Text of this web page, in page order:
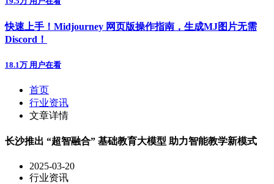
快速上手！Midjourney 网页版操作指南，生成MJ图片无需
Discord！
18.1万 用户在看
首页
行业资讯
文章详情
长沙推出 “超智融合” 基础教育大模型 助力智能教学新模式
2025-03-20
行业资讯